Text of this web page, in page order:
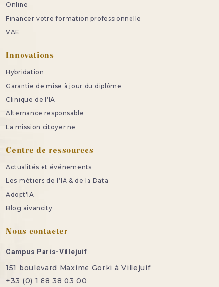
Online
Financer votre formation professionnelle
VAE
Innovations
Hybridation
Garantie de mise à jour du diplôme
Clinique de l’IA
Alternance responsable
La mission citoyenne
Centre de ressources
Actualités et événements
Les métiers de l’IA & de la Data
Adopt'IA
Blog aivancity
Nous contacter
Campus Paris-Villejuif
151 boulevard Maxime Gorki à Villejuif
+33 (0) 1 88 38 03 00